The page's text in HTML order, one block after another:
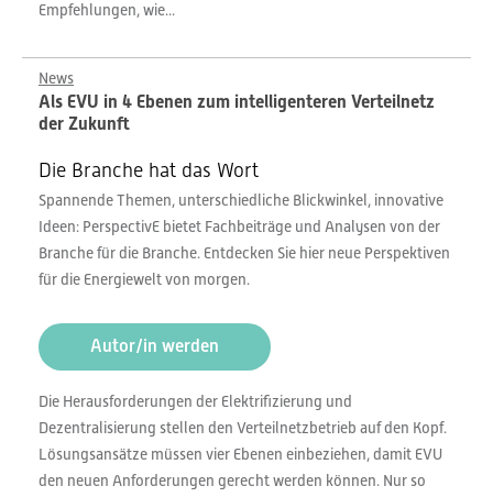
Empfehlungen, wie...
News
Als EVU in 4 Ebenen zum intelligenteren Verteilnetz
der Zukunft
Die Branche hat das Wort
Spannende Themen, unterschiedliche Blickwinkel, innovative
Ideen: PerspectivE bietet Fachbeiträge und Analysen von der
Branche für die Branche. Entdecken Sie hier neue Perspektiven
für die Energiewelt von morgen.
Autor/in werden
Die Herausforderungen der Elektrifizierung und
Dezentralisierung stellen den Verteilnetzbetrieb auf den Kopf.
Lösungsansätze müssen vier Ebenen einbeziehen, damit EVU
den neuen Anforderungen gerecht werden können. Nur so